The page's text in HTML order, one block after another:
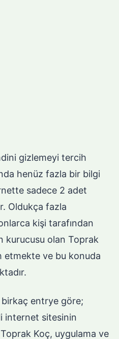
gizlemeyi tercih
henüz fazla bir bilgi
sadece 2 adet
Oldukça fazla
kişi tarafından
kurucusu olan Toprak
etmekte ve bu konuda
birkaç entrye göre;
internet sitesinin
Koç, uygulama ve